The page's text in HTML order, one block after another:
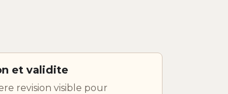
et validite
revision visible pour